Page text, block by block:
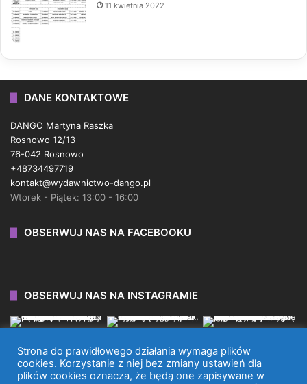
11 kwietnia 2022
DANE KONTAKTOWE
DANGO Martyna Raszka
Rosnowo 12/13
76-042 Rosnowo
+48734497719
kontakt@wydawnictwo-dango.pl
Wtorek - Piątek: 13:00 - 16:00
OBSERWUJ NAS NA FACEBOOKU
OBSERWUJ NAS NA INSTAGRAMIE
WYDAWNICTWO DANGO 2026 © WSZYSTKIE PRAWA
Strona do prawidłowego działania wymaga plików
cookies. Korzystanie z niej bez zmiany ustawień dla
plików cookies oznacza, że będą one zapisywane w